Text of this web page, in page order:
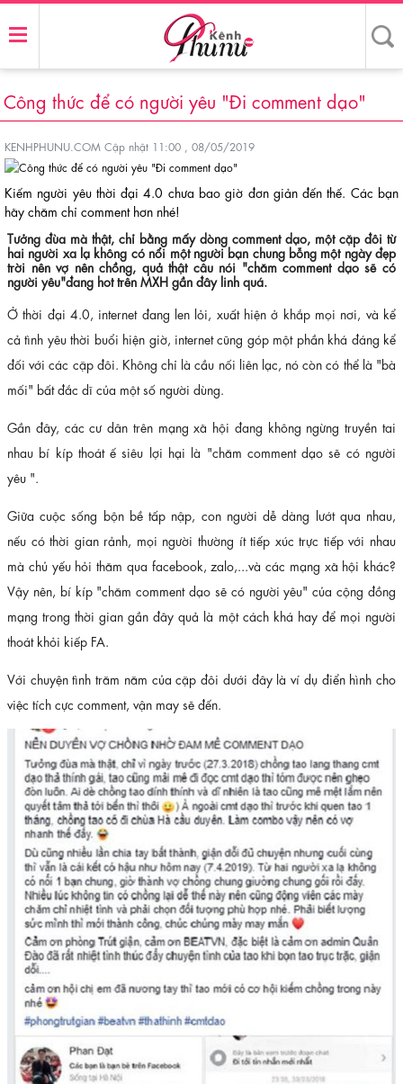
Công thức để có người yêu "Đi comment dạo"
KENHPHUNU.COM Cập nhật 11:00 , 08/05/2019
Kiếm người yêu thời đại 4.0 chưa bao giờ đơn giản đến thế. Các bạn
hãy chăm chỉ comment hơn nhé!
Tưởng đùa mà thật, chỉ bằng mấy dòng comment dạo, một cặp đôi từ
hai người xa lạ không có nổi một người bạn chung bỗng một ngày đẹp
trời nên vợ nên chồng, quả thật câu nói "chăm comment dạo sẽ có
người yêu"đang hot trên MXH gần đây linh quá.
Ở thời đại 4.0, internet đang len lỏi, xuất hiện ở khắp mọi nơi, và kể
cả tình yêu thời buổi hiện giờ, internet cũng góp một phần khá đáng kể
đối với các cặp đôi. Không chỉ là cầu nối liên lạc, nó còn có thể là "bà
mối" bất đắc dĩ của một số người dùng.
Gần đây, các cư dân trên mạng xã hội đang không ngừng truyền tai
nhau bí kíp thoát ế siêu lợi hại là "chăm comment dạo sẽ có người
yêu ".
Giữa cuộc sống bộn bề tấp nập, con người dễ dàng lướt qua nhau,
nếu có thời gian rảnh, mọi người thường ít tiếp xúc trực tiếp với nhau
mà chủ yếu hỏi thăm qua facebook, zalo,...và các mạng xã hội khác?
Vậy nên, bí kíp "chăm comment dạo sẽ có người yêu" của cộng đồng
mạng trong thời gian gần đây quả là một cách khá hay để mọi người
thoát khỏi kiếp FA.
Với chuyện tình trăm năm của cặp đôi dưới đây là ví dụ điển hình cho
việc tích cực comment, vận may sẽ đến.